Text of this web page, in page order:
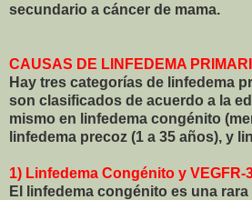
secundario a cáncer de mama.
CAUSAS DE LINFEDEMA
Hay tres categorías de linfedema
son clasificados de acuerdo a la
mismo en linfedema congénito
linfedema precoz (1 a 35 años), y
1) Linfedema Congénito y VEGFR-
El linfedema congénito es una rara